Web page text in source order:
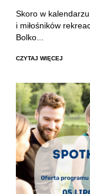
Skoro w
i miłośników
Bolko...
CZYTAJ WIĘCEJ